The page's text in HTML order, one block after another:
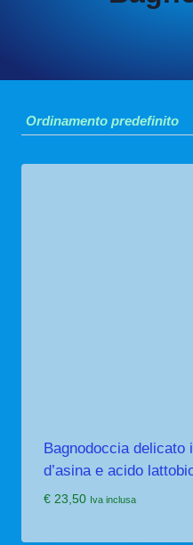
Bagnodoccia delicato
d’asina e acido
€23,50 Iva inclusa